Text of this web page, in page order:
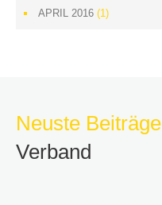
APRIL 2016 (1)
Neuste Beiträge
Verband